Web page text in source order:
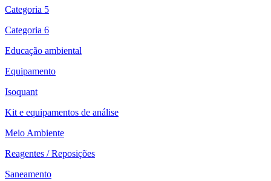
Categoria 5
Categoria 6
Educação ambiental
Equipamento
Isoquant
Kit e equipamentos de análise
Meio Ambiente
Reagentes / Reposições
Saneamento